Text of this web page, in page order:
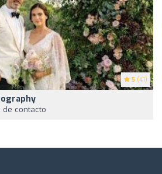
5 (41)
de contacto